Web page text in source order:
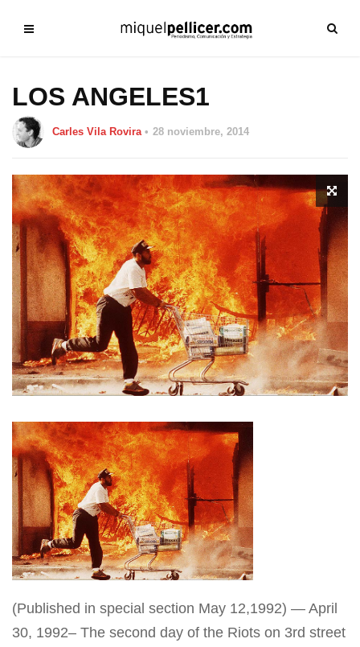
LOS ANGELES1
Carles Vila Rovira 28 noviembre, 2014
(Published in special section May 12,1992) — April
30, 1992– The second day of the Riots on 3rd street